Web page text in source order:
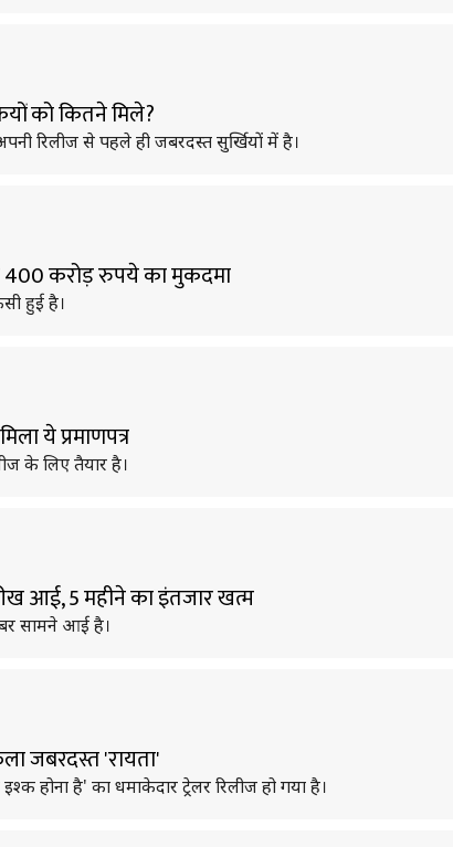
को कितने मिले?
रिलीज से पहले ही जबरदस्त सुर्खियों में है।
400 करोड़ रुपये का मुकदमा
हुई है।
ये प्रमाणपत्र
के लिए तैयार है।
आई, 5 महीने का इंतजार खत्म
सामने आई है।
जबरदस्त 'रायता'
होना है' का धमाकेदार ट्रेलर रिलीज हो गया है।